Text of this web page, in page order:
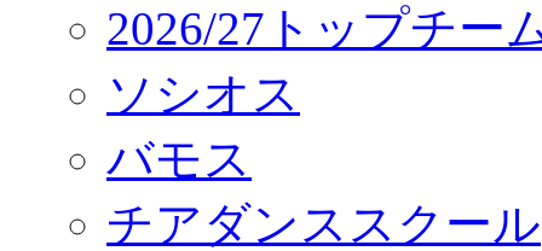
2026/27トップチー
ソシオス
バモス
チアダンススクール